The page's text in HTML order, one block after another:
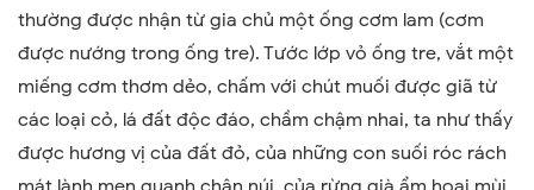
thường được nhận từ gia chủ một ống cơm lam (cơm
được nướng trong ống tre). Tước lớp vỏ ống tre, vắt một
miếng cơm thơm dẻo, chấm với chút muối được giã từ
các loại cỏ, lá đất độc đáo, chầm chậm nhai, ta như thấy
được hương vị của đất đỏ, của những con suối róc rách